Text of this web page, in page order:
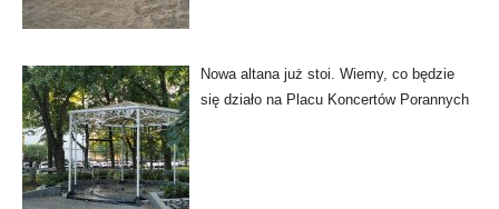
Nowa altana już stoi. Wiemy, co będzie
się działo na Placu Koncertów Porannych